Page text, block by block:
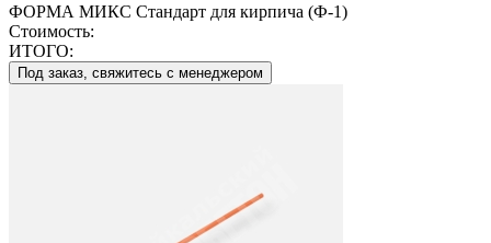
ФОРМА МИКС Стандарт для кирпича (Ф-1)
Стоимость:
ИТОГО:
Под заказ, свяжитесь с менеджером